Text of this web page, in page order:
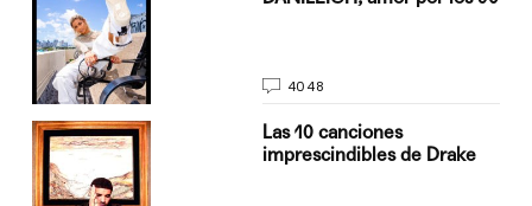
4048
Las 10 canciones
imprescindibles de Drake